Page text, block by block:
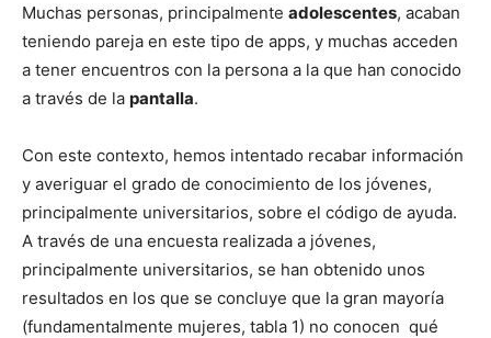
Muchas personas, principalmente adolescentes, acaban
teniendo pareja en este tipo de apps, y muchas acceden
a tener encuentros con la persona a la que han conocido
a través de la pantalla.
Con este contexto, hemos intentado recabar información
y averiguar el grado de conocimiento de los jóvenes,
principalmente universitarios, sobre el código de ayuda.
A través de una encuesta realizada a jóvenes,
principalmente universitarios, se han obtenido unos
resultados en los que se concluye que la gran mayoría
(fundamentalmente mujeres, tabla 1) no conocen qué